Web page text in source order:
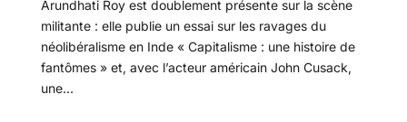
Arundhati Roy est doublement présente sur la scène
militante : elle publie un essai sur les ravages du
néolibéralisme en Inde « Capitalisme : une histoire de
fantômes » et, avec l’acteur américain John Cusack,
une...